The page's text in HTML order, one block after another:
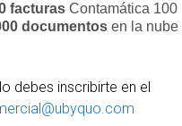
facturas Contamática 100
documentos en la nube
debes inscribirte en el